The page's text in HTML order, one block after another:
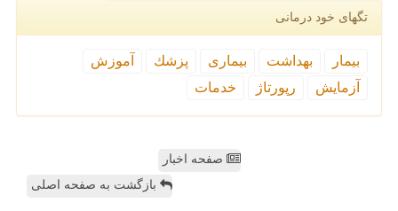
تگهای خود درمانی
بیمار بهداشت بیماری پزشك
آموزش
آزمایش
رپورتاژ خدمات
صفحه اخبار
بازگشت به صفحه اصلی